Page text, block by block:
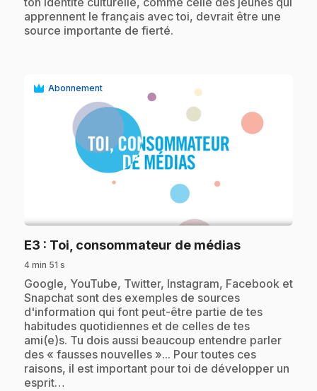
apprennent le français avec toi, devrait être une
source importante de fierté.
Abonnement
E3 : Toi, consommateur de médias.
4 min 51 s
.Google, YouTube, Twitter, Instagram, Facebook et
Snapchat sont des exemples de sources
d'information qui font peut-être partie de tes
habitudes quotidiennes et de celles de tes
ami(e)s. Tu dois aussi beaucoup entendre parler
des « fausses nouvelles »... Pour toutes ces
raisons, il est important pour toi de développer un
esprit…